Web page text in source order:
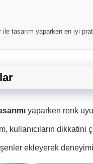
ile tasarım yaparken en iyi
yaparken renk
kullanıcıların dikkatini
ekleyerek